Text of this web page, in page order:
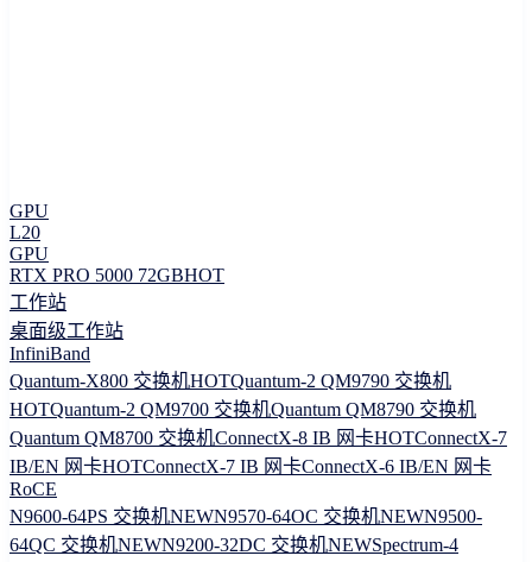
GPU
L20
GPU
RTX PRO 5000 72GBHOT
工作站
桌面级工作站
InfiniBand
Quantum-X800 交换机HOTQuantum-2 QM9790 交换机
HOTQuantum-2 QM9700 交换机Quantum QM8790 交换机
Quantum QM8700 交换机ConnectX-8 IB 网卡HOTConnectX-7
IB/EN 网卡HOTConnectX-7 IB 网卡ConnectX-6 IB/EN 网卡
RoCE
N9600-64PS 交换机NEWN9570-64OC 交换机NEWN9500-
64QC 交换机NEWN9200-32DC 交换机NEWSpectrum-4